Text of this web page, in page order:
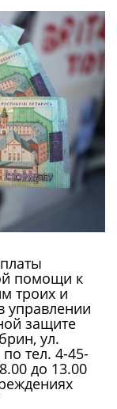
помощи к
троих и
управлении
защите
ул.
тел. 4-45-
до 13.00